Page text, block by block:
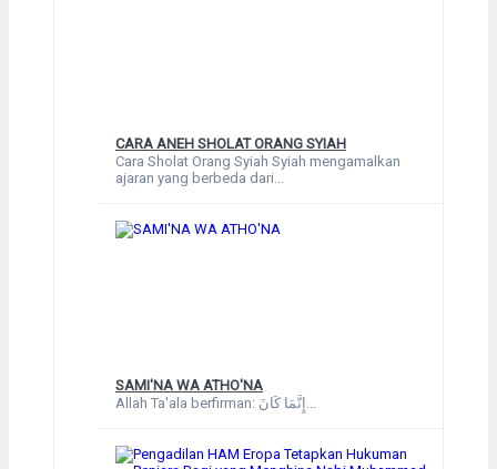
CARA ANEH SHOLAT ORANG SYIAH
Cara Sholat Orang Syiah Syiah mengamalkan
ajaran yang berbeda dari...
SAMI'NA WA ATHO'NA
Allah Ta'ala berfirman: إِنَّمَا كَانَ...